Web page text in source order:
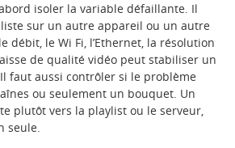
isoler la variable défaillante. Il
sur un autre appareil ou un autre
débit, le Wi Fi, l’Ethernet, la résolution
de qualité vidéo peut stabiliser un
faut aussi contrôler si le problème
ou seulement un bouquet. Un
plutôt vers la playlist ou le serveur,
seule.